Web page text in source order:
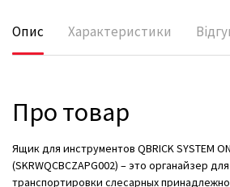
Опис Характеристики
Про товар
Ящик для инструментов QBRICK SYSTEM
(SKRWQCBCZAPG002) – это органайзер
транспортировки слесарных